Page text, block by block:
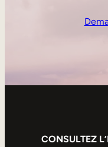
CONSULTEZ